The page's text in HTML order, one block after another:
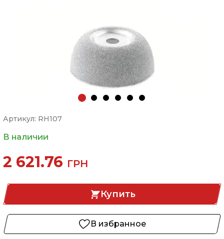
Артикул: RH107
В наличии
2 621.76 ГРН
Купить
В избранное